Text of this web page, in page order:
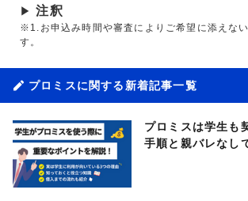
▶ 注釈
※1.お申込み時間や審査によりご希望に添えな
す。
プロミスに関する新着記事一覧
プロミスは学生も
手順と親バレなし